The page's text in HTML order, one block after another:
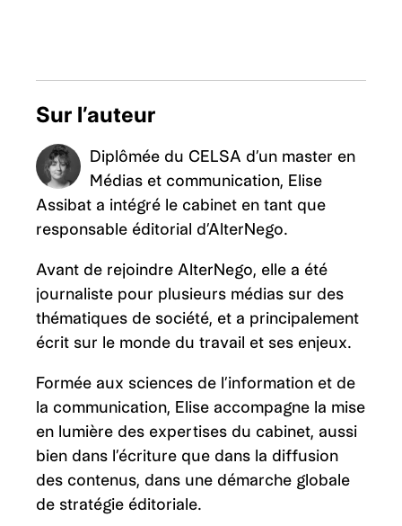
Sur l’auteur
Diplômée du CELSA d’un master en
Médias et communication, Elise
Assibat a intégré le cabinet en tant que
responsable éditorial d’AlterNego.
Avant de rejoindre AlterNego, elle a été
journaliste pour plusieurs médias sur des
thématiques de société, et a principalement
écrit sur le monde du travail et ses enjeux.
Formée aux sciences de l’information et de
la communication, Elise accompagne la mise
en lumière des expertises du cabinet, aussi
bien dans l’écriture que dans la diffusion
des contenus, dans une démarche globale
de stratégie éditoriale.